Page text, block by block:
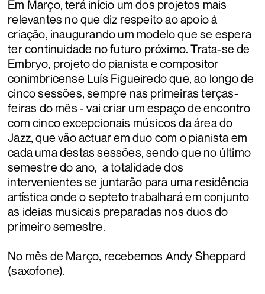
Em Março, terá início um dos projetos mais
relevantes no que diz respeito ao apoio à
criação, inaugurando um modelo que se espera
ter continuidade no futuro próximo. Trata-se de
Embryo, projeto do pianista e compositor
conimbricense Luís Figueiredo que, ao longo de
cinco sessões, sempre nas primeiras terças-
feiras do mês - vai criar um espaço de encontro
com cinco excepcionais músicos da área do
Jazz, que vão actuar em duo com o pianista em
cada uma destas sessões, sendo que no último
semestre do ano, a totalidade dos
intervenientes se juntarão para uma residência
artística onde o septeto trabalhará em conjunto
as ideias musicais preparadas nos duos do
primeiro semestre.
No mês de Março, recebemos Andy Sheppard
(saxofone).